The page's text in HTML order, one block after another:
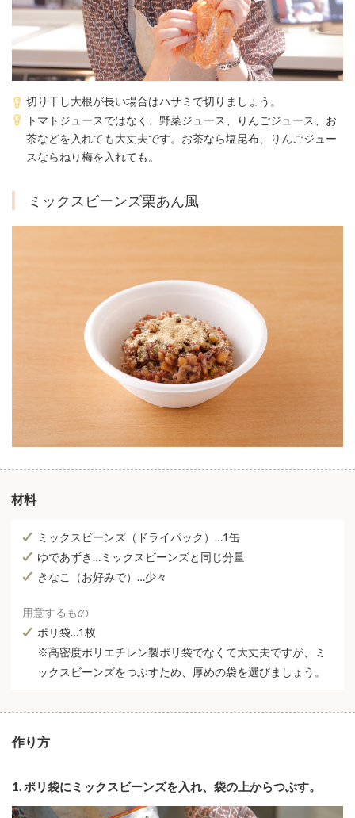
切り干し大根が長い場合はハサミで切りましょう。
トマトジュースではなく、野菜ジュース、りんごジュース、お
茶などを入れても大丈夫です。お茶なら塩昆布、りんごジュー
スならねり梅を入れても。
ミックスビーンズ栗あん風
材料
ミックスビーンズ（ドライパック）…1缶
ゆであずき…ミックスビーンズと同じ分量
きなこ（お好みで）…少々
用意するもの
ポリ袋…1枚
※高密度ポリエチレン製ポリ袋でなくて大丈夫ですが、ミ
ックスビーンズをつぶすため、厚めの袋を選びましょう。
作り方
1. ポリ袋にミックスビーンズを入れ、袋の上からつぶす。